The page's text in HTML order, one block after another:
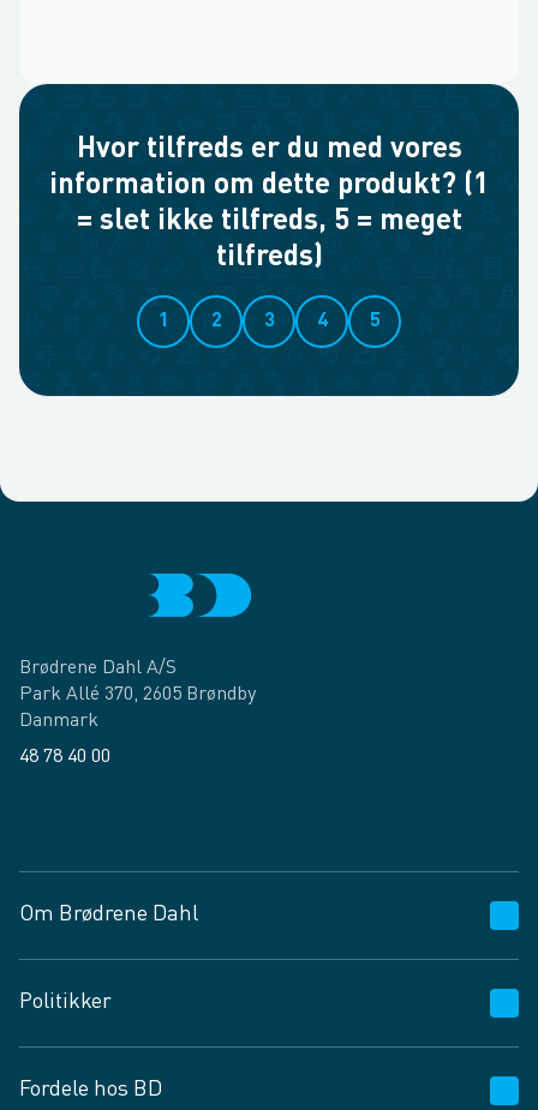
Hvor tilfreds er du med vores
information om dette produkt? (1
= slet ikke tilfreds, 5 = meget
tilfreds)
1 2 3 4 5
Brødrene Dahl A/S
Park Allé 370, 2605 Brøndby
Danmark
48 78 40 00
Om Brødrene Dahl
Vagttelefon 30 10 89 89
Spørgsmål og svar
Job og karriere
Politikker
Privatlivspolitik
Fordele hos BD